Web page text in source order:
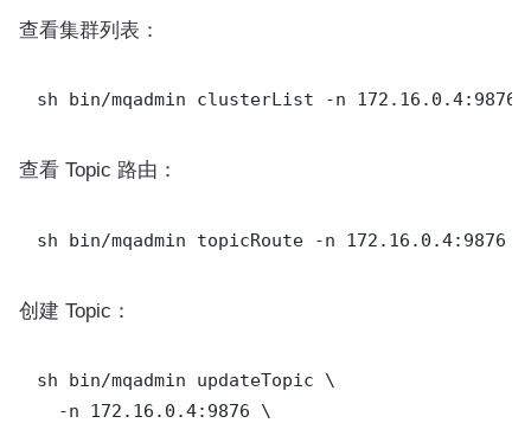
查看集群列表：
查看 Topic 路由：
创建 Topic：
sh bin/mqadmin updateTopic \
  -n 172.16.0.4:9876 \